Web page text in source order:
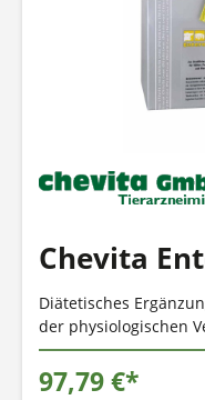
Chevita
Diätetisches
der physiologischen
97,79 €*